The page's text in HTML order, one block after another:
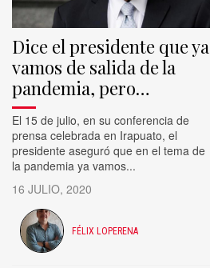
Dice el presidente que ya
vamos de salida de la
pandemia, pero…
El 15 de julio, en su conferencia de
prensa celebrada en Irapuato, el
presidente aseguró que en el tema de
la pandemia ya vamos...
16 JULIO, 2020
FÉLIX LOPERENA